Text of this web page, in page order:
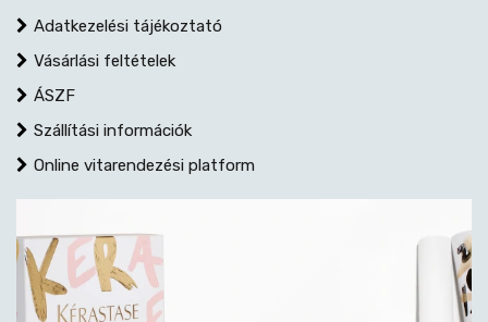
Adatkezelési tájékoztató
Vásárlási feltételek
ÁSZF
Szállítási információk
Online vitarendezési platform